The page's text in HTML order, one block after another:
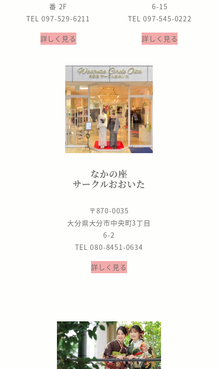
番 2F
TEL 097-529-6211
詳しく見る
6-15
TEL 097-545-0222
詳しく見る
なかの座
サークルおおいた
〒870-0035
大分県大分市中央町3丁目
6-2
TEL 080-8451-0634
詳しく見る